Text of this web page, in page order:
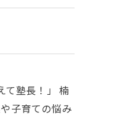
て塾長！」 楠
子育ての悩み